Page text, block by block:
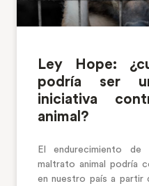
Ley Hope:
podría ser
iniciativa
animal?
El endurecimiento
maltrato animal podría
en nuestro país a partir